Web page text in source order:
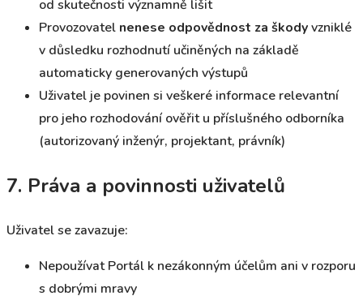
od skutečnosti významně lišit
Provozovatel nenese odpovědnost za škodyvzniklé
v důsledku rozhodnutí učiněných na základě
automaticky generovaných výstupů
Uživatel je povinen si veškeré informace relevantní
pro jeho rozhodování ověřit u příslušného odborníka
(autorizovaný inženýr, projektant, právník)
7. Práva a povinnosti uživatelů
Uživatel se zavazuje:
Nepoužívat Portál k nezákonným účelům ani v rozporu
s dobrými mravy